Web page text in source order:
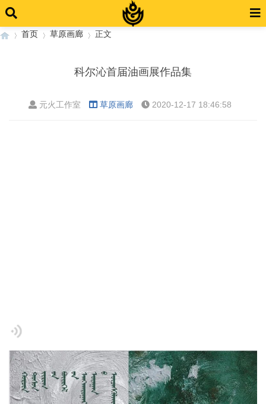
首页 草原画廊 正文
科尔沁首届油画展作品集
元火工作室 草原画廊 2020-12-17 18:46:58